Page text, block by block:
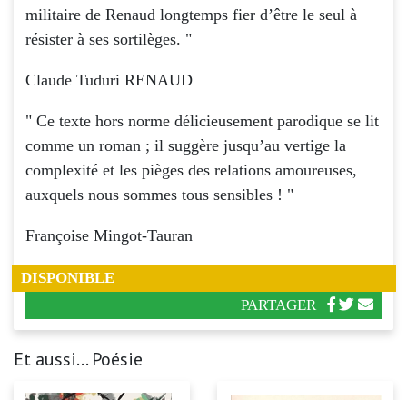
militaire de Renaud longtemps fier d’être le seul à
résister à ses sortilèges. "
Claude Tuduri RENAUD
" Ce texte hors norme délicieusement parodique se lit
comme un roman ; il suggère jusqu’au vertige la
complexité et les pièges des relations amoureuses,
auxquels nous sommes tous sensibles ! "
Françoise Mingot-Tauran
DISPONIBLE
PARTAGER
Et aussi... Poésie